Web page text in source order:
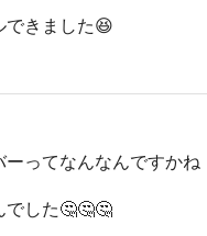
できました😆
ーってなんなんですかね
でした🤔🤔🤔